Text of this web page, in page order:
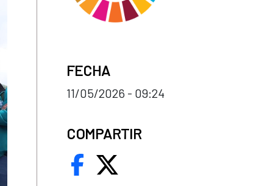
FECHA
11/05/2026 - 09:24
COMPARTIR